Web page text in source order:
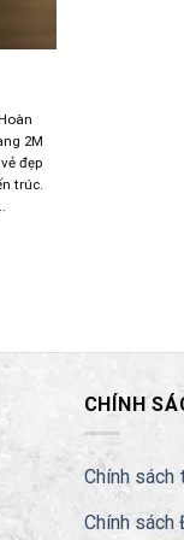
2M
đẹp
trúc.
CHÍNH
Chính sách
Chính sách